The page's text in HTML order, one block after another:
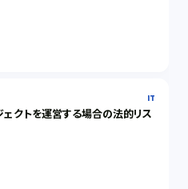
IT
クトを運営する場合の法的リス